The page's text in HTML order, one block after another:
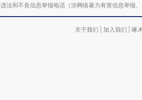
违法和不良信息举报电话（涉网络暴力有害信息举
关于我们 加入我们 啄